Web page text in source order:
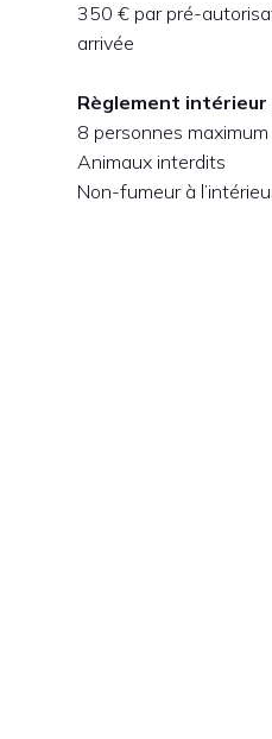
350 € par pré-
arrivée
Règlement intérieur
8 personnes maximum
Animaux interdits
Non-fumeur à